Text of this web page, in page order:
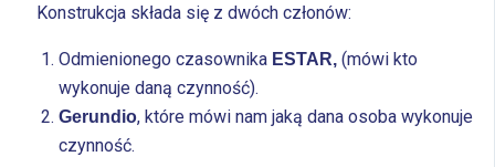
Konstrukcja składa się z dwóch członów:
Odmienionego czasownika ESTAR, (mówi kto
wykonuje daną czynność).
Gerundio, które mówi nam jaką dana osoba wykonuje
czynność.